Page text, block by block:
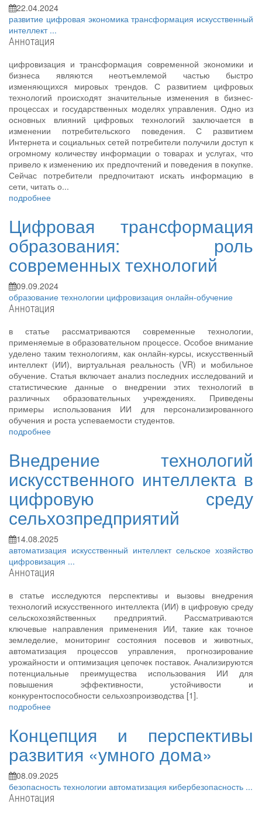
22.04.2024
развитие цифровая экономикатрансформация искусственный
интеллект ...
Аннотация
цифровизация и трансформация современной экономики и
бизнеса являются неотъемлемой частью быстро
изменяющихся мировых трендов. С развитием цифровых
технологий происходят значительные изменения в бизнес-
процессах и государственных моделях управления. Одно из
основных влияний цифровых технологий заключается в
изменении потребительского поведения. С развитием
Интернета и социальных сетей потребители получили доступ к
огромному количеству информации о товарах и услугах, что
привело к изменению их предпочтений и поведения в покупке.
Сейчас потребители предпочитают искать информацию в
сети, читать о...
подробнее
Цифровая трансформация
образования: роль
современных технологий
09.09.2024
образование технологии цифровизация онлайн-обучение
Аннотация
в статье рассматриваются современные технологии,
применяемые в образовательном процессе. Особое внимание
уделено таким технологиям, как онлайн-курсы, искусственный
интеллект (ИИ), виртуальная реальность (VR) и мобильное
обучение. Статья включает анализ последних исследований и
статистические данные о внедрении этих технологий в
различных образовательных учреждениях. Приведены
примеры использования ИИ для персонализированного
обучения и роста успеваемости студентов.
подробнее
Внедрение технологий
искусственного интеллекта в
цифровую среду
сельхозпредприятий
14.08.2025
автоматизация искусственный интеллект сельское хозяйство
цифровизация ...
Аннотация
в статье исследуются перспективы и вызовы внедрения
технологий искусственного интеллекта (ИИ) в цифровую среду
сельскохозяйственных предприятий. Рассматриваются
ключевые направления применения ИИ, такие как точное
земледелие, мониторинг состояния посевов и животных,
автоматизация процессов управления, прогнозирование
урожайности и оптимизация цепочек поставок. Анализируются
потенциальные преимущества использования ИИ для
повышения эффективности, устойчивости и
конкурентоспособности сельхозпроизводства [1].
подробнее
Концепция и перспективы
развития «умного дома»
08.09.2025
безопасность технологии автоматизация кибербезопасность ...
Аннотация